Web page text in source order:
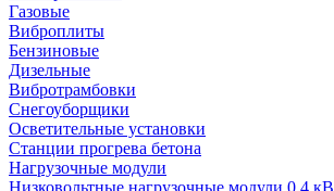
Газовые
Виброплиты
Бензиновые
Дизельные
Вибротрамбовки
Снегоуборщики
Осветительные установки
Станции прогрева бетона
Нагрузочные модули
Низковольтные нагрузочные модули 0.4 кВ